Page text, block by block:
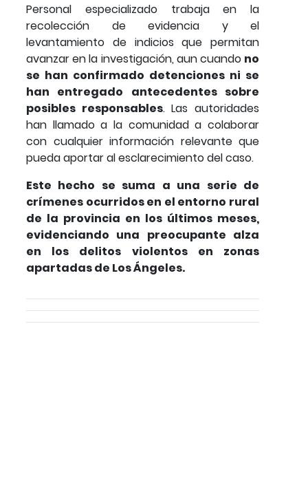
Personal especializado trabaja en la
recolección de evidencia y el
levantamiento de indicios que permitan
avanzar en la investigación, aun cuando no
se han confirmado detenciones ni se
han entregado antecedentes sobre
posibles responsables. Las autoridades
han llamado a la comunidad a colaborar
con cualquier información relevante que
pueda aportar al esclarecimiento del caso.
Este hecho se suma a una serie de
crímenes ocurridos en el entorno rural
de la provincia en los últimos meses,
evidenciando una preocupante alza
en los delitos violentos en zonas
apartadas de Los Ángeles.